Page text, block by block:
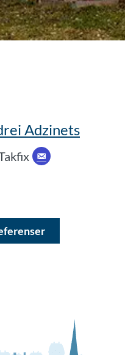
Adzinets